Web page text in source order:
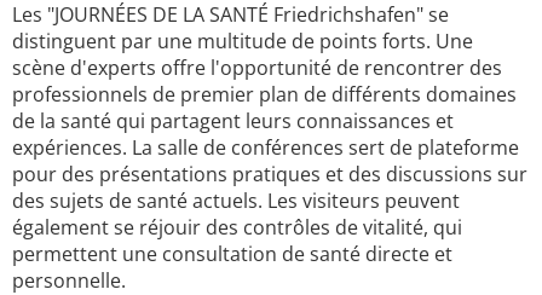
Les "JOURNÉES DE LA SANTÉ Friedrichshafen" se
distinguent par une multitude de points forts. Une
scène d'experts offre l'opportunité de rencontrer des
professionnels de premier plan de différents domaines
de la santé qui partagent leurs connaissances et
expériences. La salle de conférences sert de plateforme
pour des présentations pratiques et des discussions sur
des sujets de santé actuels. Les visiteurs peuvent
également se réjouir des contrôles de vitalité, qui
permettent une consultation de santé directe et
personnelle.